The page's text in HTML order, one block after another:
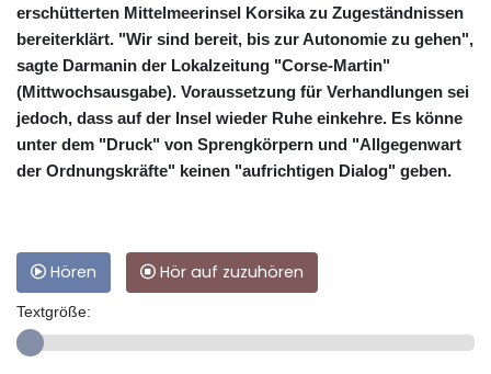
erschütterten Mittelmeerinsel Korsika zu Zugeständnissen
bereiterklärt. "Wir sind bereit, bis zur Autonomie zu gehen",
sagte Darmanin der Lokalzeitung "Corse-Martin"
(Mittwochsausgabe). Voraussetzung für Verhandlungen sei
jedoch, dass auf der Insel wieder Ruhe einkehre. Es könne
unter dem "Druck" von Sprengkörpern und "Allgegenwart
der Ordnungskräfte" keinen "aufrichtigen Dialog" geben.
Hören Hör auf zuzuhören
Textgröße: